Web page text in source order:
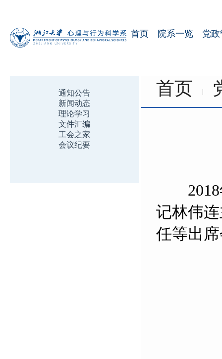
首页 院系一览 党
通知公告
新闻动态
理论学习
文件汇编
工会之家
会议纪要
首页
2018
记林伟
任等出